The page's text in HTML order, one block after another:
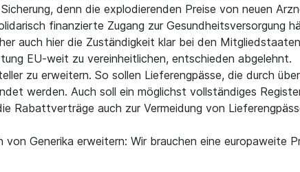
denn die explodierenden Preise von neuen
finanzierte Zugang zur Gesundheitsversorgung
auch hier die Zuständigkeit klar bei den
EU-weit zu vereinheitlichen, entschieden abgelehnt.
zu erweitern. So sollen Lieferengpässe, die durch
werden. Auch soll ein möglichst vollständiges
Rabattverträge auch zur Vermeidung von
Generika erweitern: Wir brauchen eine europaweite